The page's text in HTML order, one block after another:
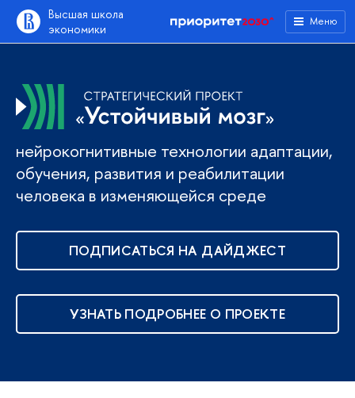
ысшая школа
экономики
Меню
нейрокогнитивные технологии адаптации,
обучения, развития и реабилитации
человека в изменяющейся среде
ПОДПИСАТЬСЯ НА ДАЙДЖЕСТ
УЗНАТЬ ПОДРОБНЕЕ О ПРОЕКТЕ